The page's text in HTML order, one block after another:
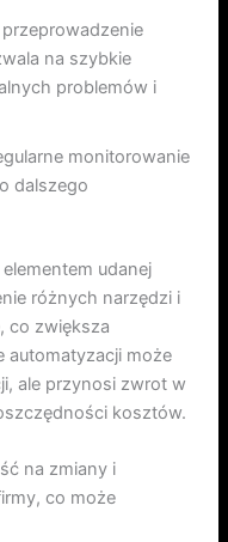
przeprowadzenie
na szybkie
problemów i
monitorowanie
dalszego
udanej
różnych narzędzi i
co zwiększa
automatyzacji może
ale przynosi zwrot w
kosztów.
na zmiany i
co może